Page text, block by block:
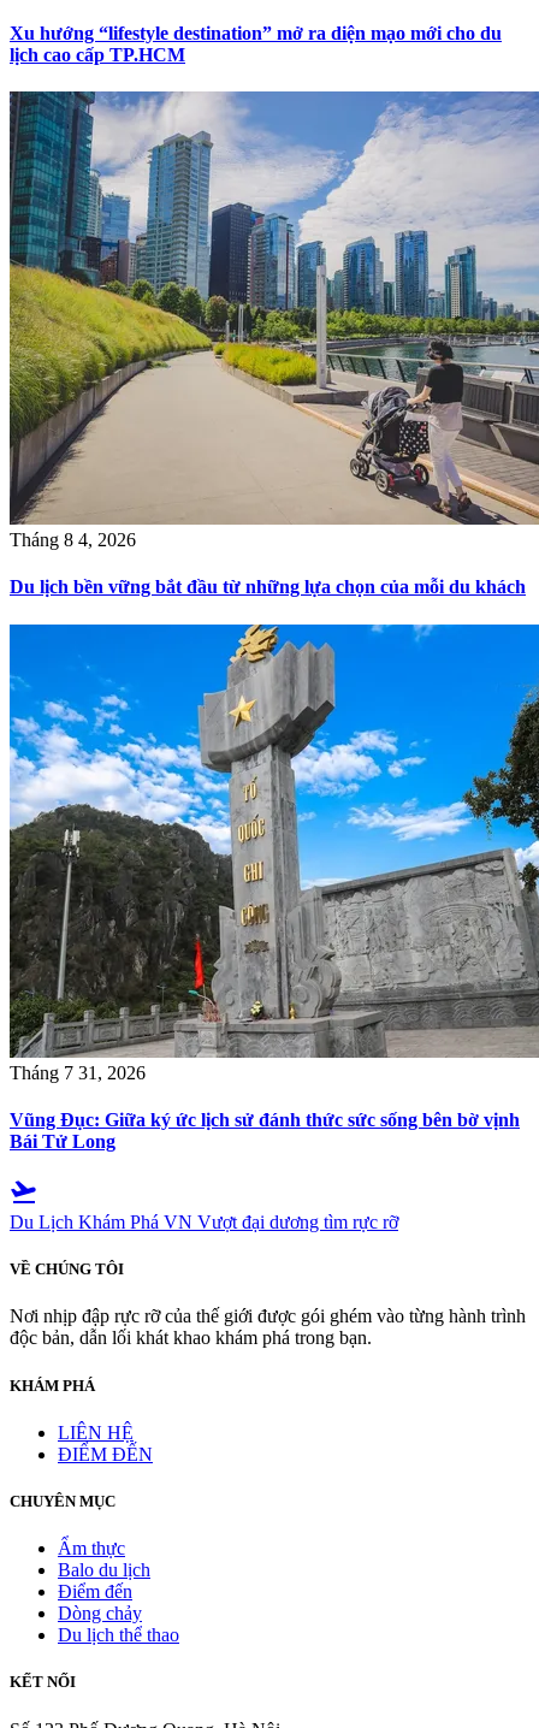
Xu hướng “lifestyle destination” mở ra diện mạo mới cho du
lịch cao cấp TP.HCM
Tháng 8 4, 2026
Du lịch bền vững bắt đầu từ những lựa chọn của mỗi du khách
Tháng 7 31, 2026
Vũng Đục: Giữa ký ức lịch sử đánh thức sức sống bên bờ vịnh
Bái Tử Long
flight_takeoff
Du Lịch Khám Phá VN Vượt đại dương tìm rực rỡ
VỀ CHÚNG TÔI
Nơi nhịp đập rực rỡ của thế giới được gói ghém vào từng hành trình
độc bản, dẫn lối khát khao khám phá trong bạn.
KHÁM PHÁ
LIÊN HỆ
ĐIỂM ĐẾN
CHUYÊN MỤC
Ẩm thực
Balo du lịch
Điểm đến
Dòng chảy
Du lịch thể thao
KẾT NỐI